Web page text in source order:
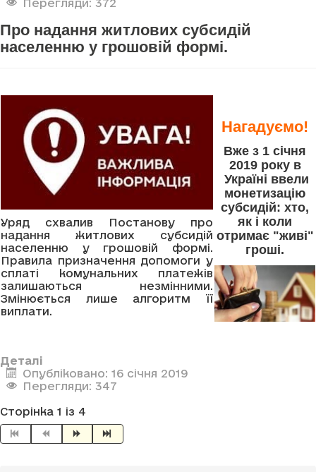
Перегляди: 372
Про надання житлових субсидій
населенню у грошовій формі.
Уряд схвалив Постанову про
надання житлових субсидій
населенню у грошовій формі.
Правила призначення допомоги у
сплаті комунальних платежів
залишаються незмінними.
Змінюється лише алгоритм її
виплати.
Нагадуємо!
Вже з 1 січня
2019 року в
Україні ввели
монетизацію
субсидій: хто,
як і коли
отримає "живі"
гроші.
Деталі
Опубліковано: 16 січня 2019
Перегляди: 347
Сторінка 1 із 4